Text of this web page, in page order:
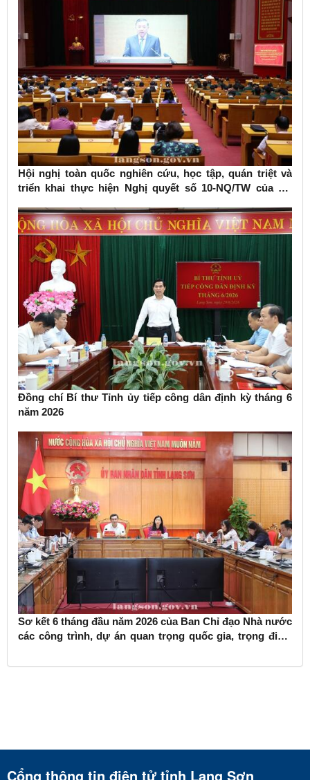
Hội nghị toàn quốc nghiên cứu, học tập, quán triệt và
triển khai thực hiện Nghị quyết số 10-NQ/TW của Bộ
Đồng chí Bí thư Tỉnh ủy tiếp công dân định kỳ tháng 6
năm 2026
Sơ kết 6 tháng đầu năm 2026 của Ban Chỉ đạo Nhà nước
các công trình, dự án quan trọng quốc gia, trọng điểm
Cổng thông tin điện tử tỉnh Lạng Sơn